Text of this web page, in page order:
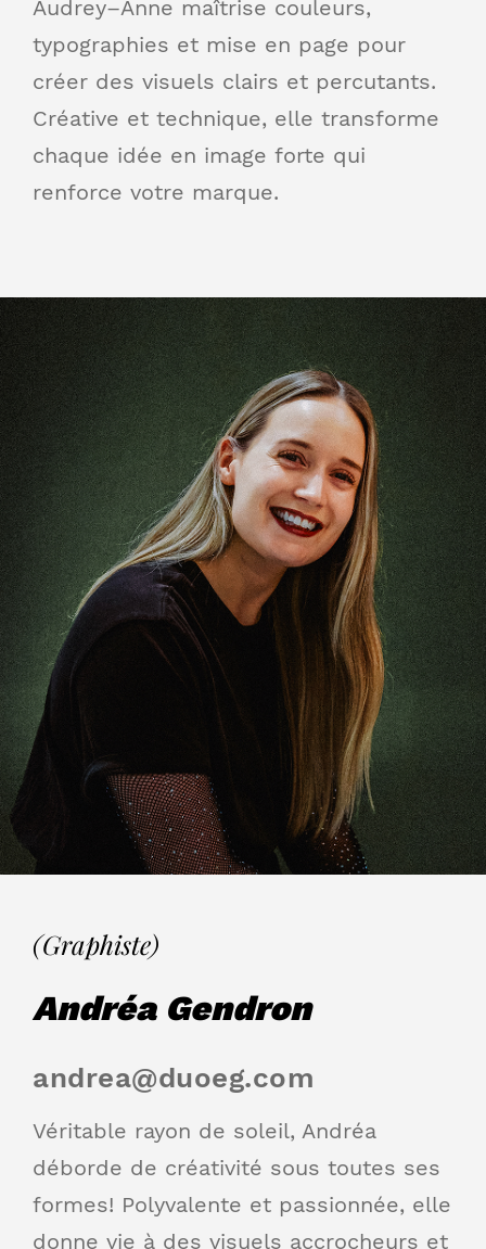
Audrey–Anne maîtrise couleurs,
typographies et mise en page pour
créer des visuels clairs et percutants.
Créative et technique, elle transforme
chaque idée en image forte qui
renforce votre marque.
(Graphiste)
Andréa Gendron
andrea@duoeg.com
Véritable rayon de soleil, Andréa
déborde de créativité sous toutes ses
formes! Polyvalente et passionnée, elle
donne vie à des visuels accrocheurs et